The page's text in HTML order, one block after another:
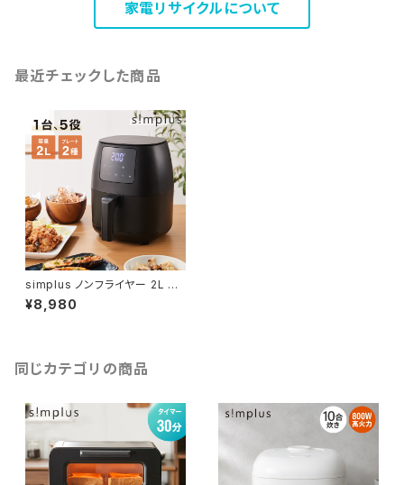
家電リサイクルについて
最近チェックした商品
simplus ノンフライヤー 2L デ
ジタル式 グリルプレート2種付き
シンプラス SP-FR02
¥8,980
同じカテゴリの商品